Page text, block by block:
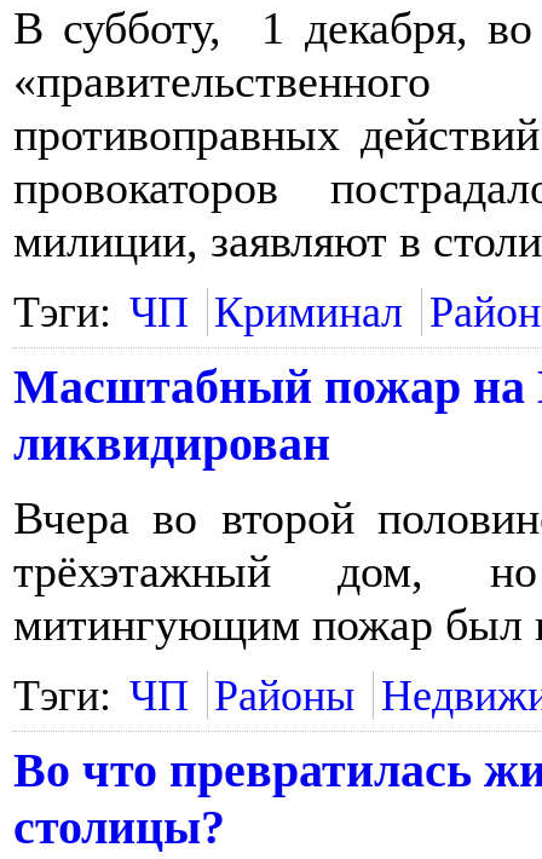
В субботу, 1 декабря,
противоправных
провокаторов
милиции, заявляют в
Тэги: ЧП Криминал
Масштабный пожар на
ликвидирован
Вчера во второй
трёхэтажный дом,
митингующим пожар был
Тэги: ЧП Районы
Во что превратилась
столицы?